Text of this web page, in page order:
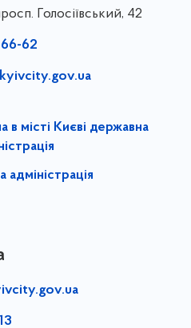
Голосіївський, 42
62
в місті Києві державна
адміністрація